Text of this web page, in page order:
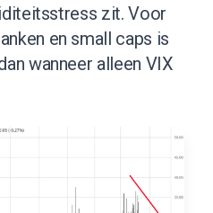
zit. Voor
en small caps is
wanneer alleen VIX